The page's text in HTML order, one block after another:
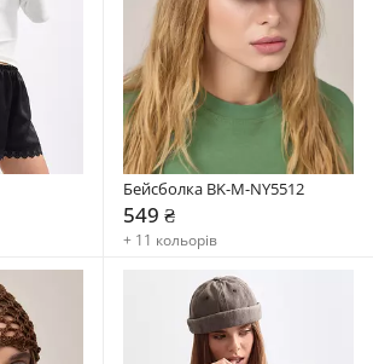
Бейсболка BK-M-NY5512
549 ₴
+ 11 кольорів